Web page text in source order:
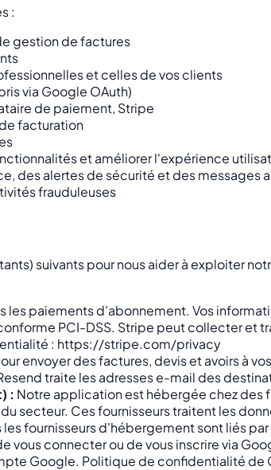
:
gestion de factures
et celles de vos clients
via Google OAuth)
de paiement, Stripe
facturation
et améliorer l'expérience
des alertes de sécurité et des messages
frauduleuses
suivants pour nous aider à exploiter
les paiements d'abonnement. Vos
PCI-DSS. Stripe peut collecter et
: https://stripe.com/privacy
envoyer des factures, devis et avoirs à
traite les adresses e-mail des
: Notre application est hébergée chez des
secteur. Ces fournisseurs traitent les
fournisseurs d'hébergement sont liés
vous connecter ou de vous inscrire via
Google. Politique de confidentialité